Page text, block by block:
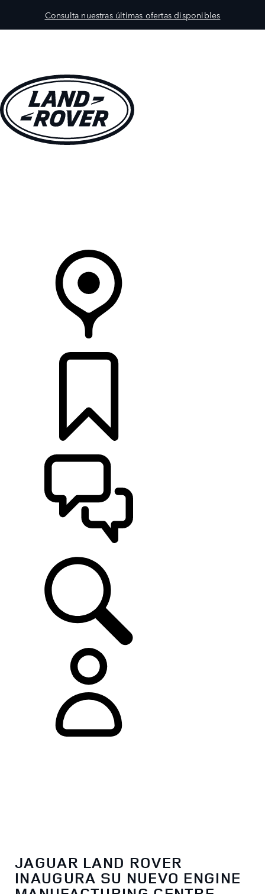
Consulta nuestras últimas ofertas disponibles
JAGUAR LAND ROVER
INAUGURA SU NUEVO ENGINE